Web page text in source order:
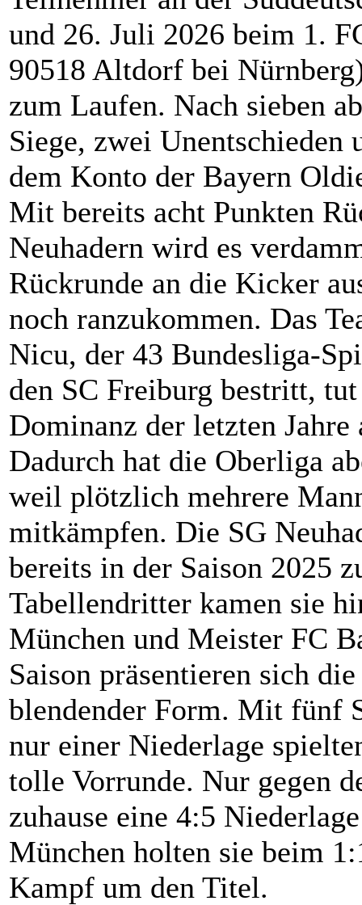
und 26. Juli 2026 beim 1.
90518 Altdorf bei
zum Laufen. Nach sieben
Siege, zwei Unentschieden
dem Konto der Bayern
Mit bereits acht Punkten
Neuhadern wird es
Rückrunde an die Kicker
noch ranzukommen. Das
Nicu, der 43 Bundesliga-
den SC Freiburg bestritt,
Dominanz der letzten Jahre
Dadurch hat die Oberliga
weil plötzlich mehrere
mitkämpfen. Die SG
bereits in der Saison 2025
Tabellendritter kamen sie
München und Meister FC
Saison präsentieren sich
blendender Form. Mit fünf
nur einer Niederlage
tolle Vorrunde. Nur gegen
zuhause eine 4:5
München holten sie beim
Kampf um den Titel.